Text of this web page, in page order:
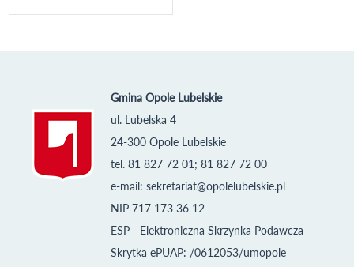
Gmina Opole Lubelskie
ul. Lubelska 4
24-300 Opole Lubelskie
tel. 81 827 72 01; 81 827 72 00
e-mail: sekretariat@opolelubelskie.pl
NIP 717 173 36 12
ESP - Elektroniczna Skrzynka Podawcza
Skrytka ePUAP: /0612053/umopole